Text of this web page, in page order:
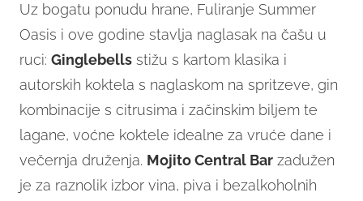
Uz bogatu ponudu hrane, Fuliranje Summer
Oasis i ove godine stavlja naglasak na čašu u
ruci: Ginglebells stižu s kartom klasika i
autorskih koktela s naglaskom na spritzeve, gin
kombinacije s citrusima i začinskim biljem te
lagane, voćne koktele idealne za vruće dane i
večernja druženja. Mojito Central Bar zadužen
je za raznolik izbor vina, piva i bezalkoholnih